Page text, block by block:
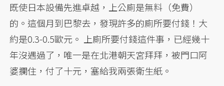
既使日本設備先進卓越，上公廁是無料（免費）
的。這個月到巴黎去，發現許多的廁所要付錢！大
約是0.3-0.5歐元。 上廁所要付錢這件事，已經幾十
年沒遇過了，唯一是在北港朝天宮拜拜，被門口阿
婆攔住，付了十元，塞給我兩張衛生紙。